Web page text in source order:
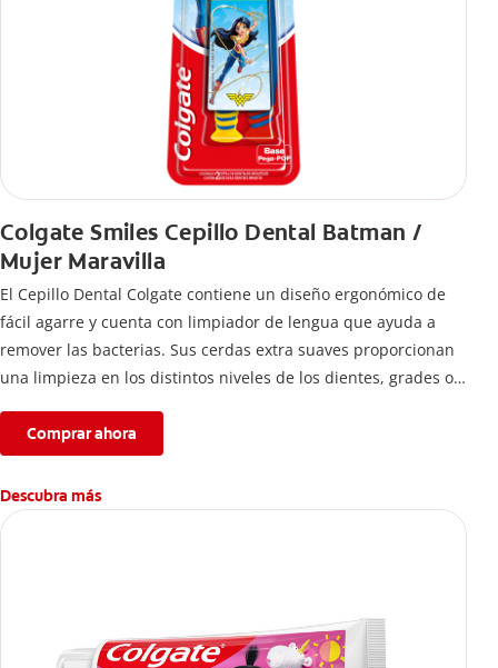
Colgate Smiles Cepillo Dental Batman /
Mujer Maravilla
El Cepillo Dental Colgate contiene un diseño ergonómico de
fácil agarre y cuenta con limpiador de lengua que ayuda a
remover las bacterias. Sus cerdas extra suaves proporcionan
una limpieza en los distintos niveles de los dientes, grades o
Comprar ahora
Descubra más